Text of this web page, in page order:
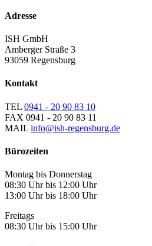
Adresse
ISH GmbH
Amberger Straße 3
93059 Regensburg
Kontakt
TEL 0941 - 20 90 83 10
FAX 0941 - 20 90 83 11
MAIL info@ish-regensburg.de
Bürozeiten
Montag bis Donnerstag
08:30 Uhr bis 12:00 Uhr
13:00 Uhr bis 18:00 Uhr
Freitags
08:30 Uhr bis 15:00 Uhr